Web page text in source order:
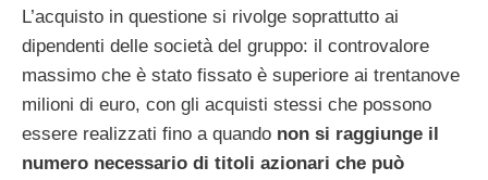
L’acquisto in questione si rivolge soprattutto ai
dipendenti delle società del gruppo: il controvalore
massimo che è stato fissato è superiore ai trentanove
milioni di euro, con gli acquisti stessi che possono
essere realizzati fino a quando non si raggiunge il
numero necessario di titoli azionari che può